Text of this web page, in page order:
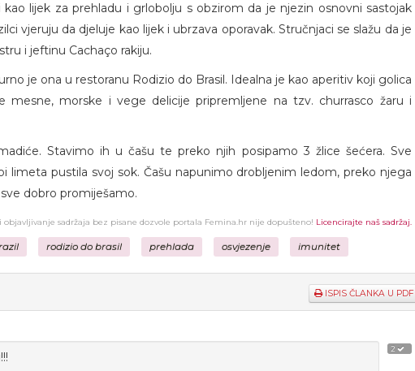
kao lijek za prehladu i grlobolju s obzirom da je njezin osnovni sastojak
vjeruju da djeluje kao lijek i ubrzava oporavak. Stručnjaci se slažu da je
i jeftinu Cachaço rakiju.
je ona u restoranu Rodizio do Brasil. Idealna je kao aperitiv koji golica
mesne, morske i vege delicije pripremljene na tzv. churrasco žaru i
Stavimo ih u čašu te preko njih posipamo 3 žlice šećera. Sve
limeta pustila svoj sok. Čašu napunimo drobljenim ledom, preko njega
dobro promiješamo.
objavljivanje sadržaja bez pisane dozvole portala Femina.hr nije dopušteno! Licencirajte naš sadržaj.
rodizio do brasil prehlada osvjezenje imunitet
ISPIS ČLANKA U PDF
2